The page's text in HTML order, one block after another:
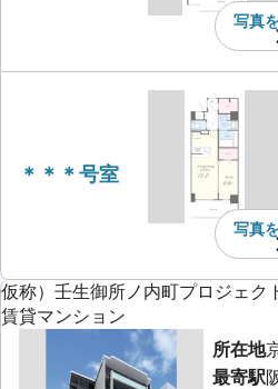
写真
＊＊＊号室
写真
仮称）壬生御所ノ内町プロジェク
賃貸マンション
所在地
最寄駅